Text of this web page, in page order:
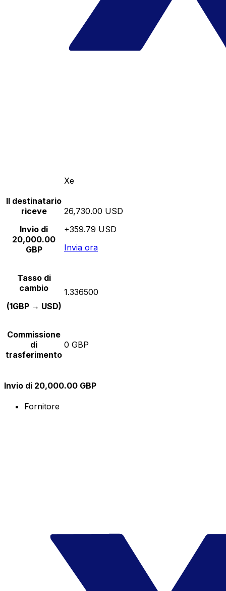
Xe
Il destinatario
riceve
Invio di
20,000.00
GBP
26,730.00 USD
+359.79 USD
Invia ora
Tasso di
cambio
(1GBP → USD)
1.336500
Commissione
di
trasferimento
0 GBP
Invio di 20,000.00 GBP
Fornitore